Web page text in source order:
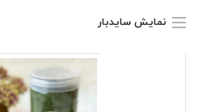
نمایش سایدبار